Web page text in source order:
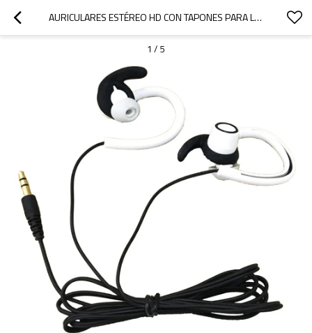
AURICULARES ESTÉREO HD CON TAPONES PARA LOS OÍDOS PARA EJERCICIOS DE GIMNASIO.
1 / 5